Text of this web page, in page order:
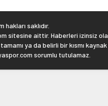
saklıdır.
sitesine aittir. Haberleri izinsiz
ya da belirli bir kısmı
sorumlu tutulamaz.